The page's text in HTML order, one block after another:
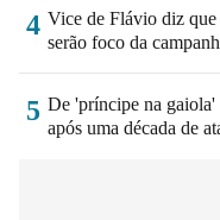
4 Vice de Flávio diz
serão foco da
5 De 'príncipe na
após uma década de